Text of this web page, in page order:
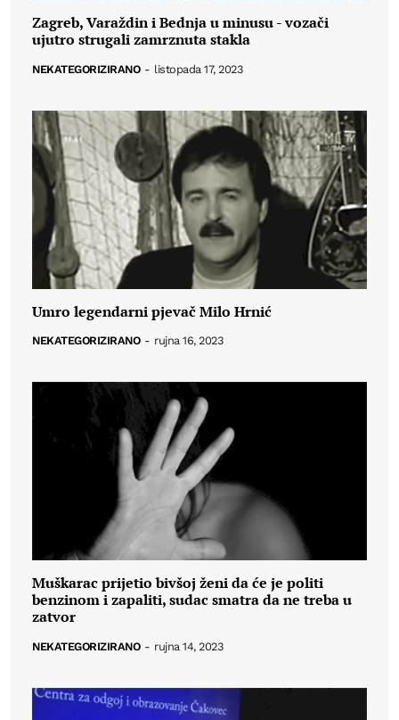
Zagreb, Varaždin i Bednja u minusu - vozači
ujutro strugali zamrznuta stakla
NEKATEGORIZIRANO - listopada 17, 2023
Umro legendarni pjevač Milo Hrnić
NEKATEGORIZIRANO - rujna 16, 2023
Muškarac prijetio bivšoj ženi da će je politi
benzinom i zapaliti, sudac smatra da ne treba u
zatvor
NEKATEGORIZIRANO - rujna 14, 2023